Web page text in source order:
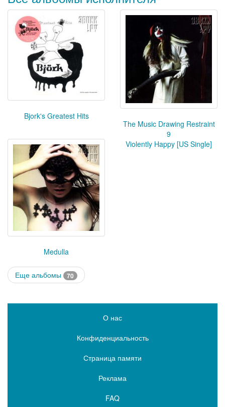
Bjork's Greatest Hits
The Music Drawing Restraint
9
Medulla
Violently Happy [US Single]
Еще альбомы 70
О нас
Конфиденциальность
Страница памяти
Реклама
FAQ